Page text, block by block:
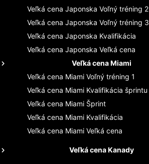
Veľká cena Japonska Voľný tréning 2
Veľká cena Japonska Voľný tréning 3
Veľká cena Japonska Kvalifikácia
Veľká cena Japonska Veľká cena
Veľká cena Miami
Veľká cena Miami Voľný tréning 1
Veľká cena Miami Kvalifikácia šprintu
Veľká cena Miami Šprint
Veľká cena Miami Kvalifikácia
Veľká cena Miami Veľká cena
Veľká cena Kanady